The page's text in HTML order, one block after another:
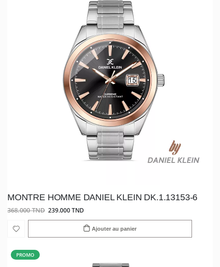
MONTRE HOMME DANIEL KLEIN DK.1.13153-6
368.000 TND 239.000 TND
Ajouter au panier
PROMO